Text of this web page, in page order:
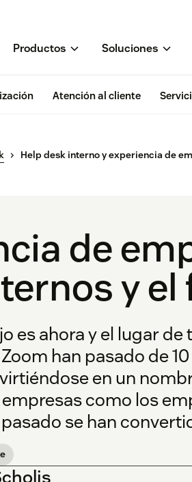
Productos Soluciones
Atención al cliente
Help desk interno y experiencia de
de
y
es ahora y el lugar
han pasado de
en un
como los
se han